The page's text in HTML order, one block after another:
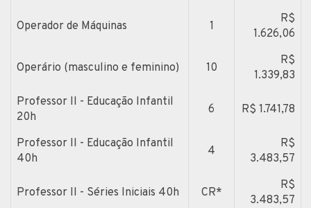
Operador de Máquinas 1
R$
1.626,06
Operário (masculino e feminino) 10
R$
1.339,83
Professor II - Educação Infantil
20h
6 R$ 1.741,78
Professor II - Educação Infantil
40h
4
R$
3.483,57
Professor II - Séries Iniciais 40h CR*
R$
3.483,57